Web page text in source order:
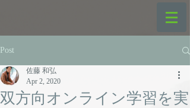
Post
双方向オンライン学習を実
佐藤 和弘
Apr 2, 2020